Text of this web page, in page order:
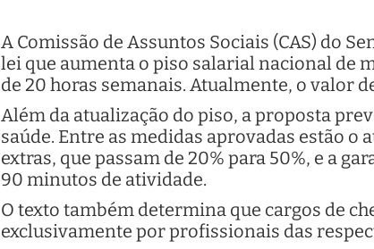
A Comissão de Assuntos Sociais (CAS) do
lei que aumenta o piso salarial nacional de
de 20 horas semanais. Atualmente, o valor
Além da atualização do piso, a proposta
saúde. Entre as medidas aprovadas estão
extras, que passam de 20% para 50%, e a
90 minutos de atividade.
O texto também determina que cargos de
exclusivamente por profissionais das